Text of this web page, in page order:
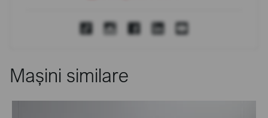
Mașini similare